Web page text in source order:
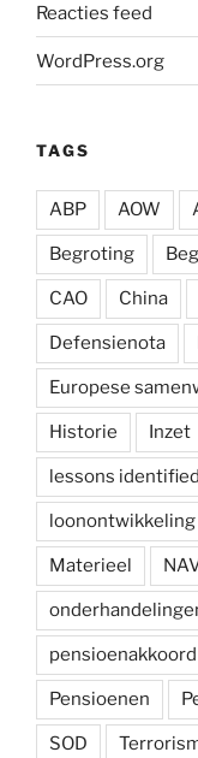
Reacties feed
WordPress.org
TAGS
ABP AOW
Begroting
CAO China
Defensienota
Europese
Historie Inzet
lessons identified
loonontwikkeling
Materieel
pensioenakkoord
Pensioenen
SOD